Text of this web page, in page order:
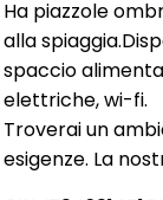
Ha piazzole
alla
spaccio
elettriche, wi-fi.
Troverai un
esigenze. La